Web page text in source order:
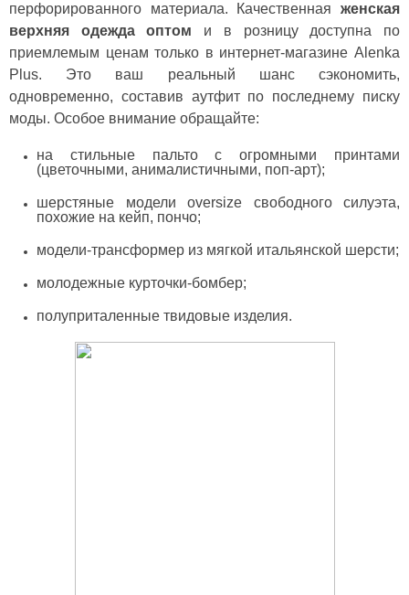
перфорированного материала. Качественная женская
верхняя одежда оптом и в розницу доступна по
приемлемым ценам только в интернет-магазине Alenka
Plus. Это ваш реальный шанс сэкономить,
одновременно, составив аутфит по последнему писку
моды. Особое внимание обращайте:
на стильные пальто с огромными принтами
(цветочными, анималистичными, поп-арт);
шерстяные модели oversize свободного силуэта,
похожие на кейп, пончо;
модели-трансформер из мягкой итальянской шерсти;
молодежные курточки-бомбер;
полуприталенные твидовые изделия.